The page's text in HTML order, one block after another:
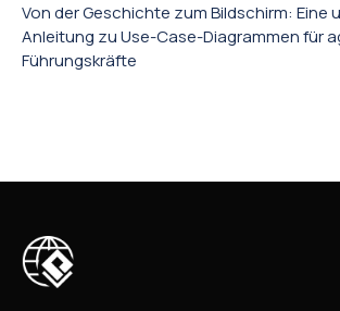
Von der Geschichte zum Bildschirm: Eine
Anleitung zu Use-Case-Diagrammen für
Führungskräfte